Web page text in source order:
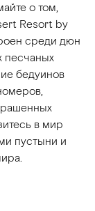
о том,
Resort by
среди дюн
песчаных
бедуинов
в мир
пустыни и